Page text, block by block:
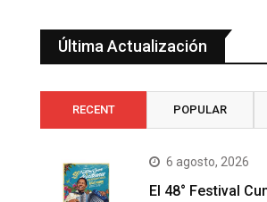
Última Actualización
RECENT POPULAR
6 agosto, 2026
El 48° Festival